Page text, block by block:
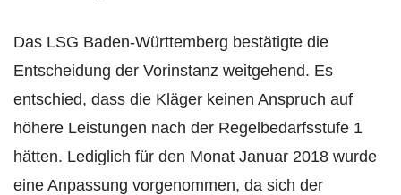
Das LSG Baden-Württemberg bestätigte die
Entscheidung der Vorinstanz weitgehend. Es
entschied, dass die Kläger keinen Anspruch auf
höhere Leistungen nach der Regelbedarfsstufe 1
hätten. Lediglich für den Monat Januar 2018 wurde
eine Anpassung vorgenommen, da sich der